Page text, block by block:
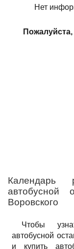
Нет
Календарь
автобусной
Воровского
Чтобы
автобусной
и купить